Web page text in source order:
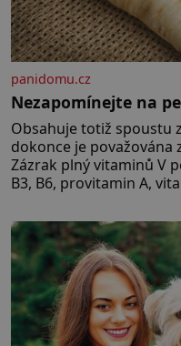
panidomu.cz
Nezapomínejte na
Obsahuje totiž spoustu
dokonce je
Zázrak plný vitaminů V
B3, B6, provitamin A,
pomeranč, v kořeni je
kyselinu listovou. Ale